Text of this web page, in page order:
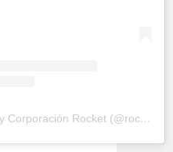
A post shared by Corporación Rocket (@rocketconsultora)